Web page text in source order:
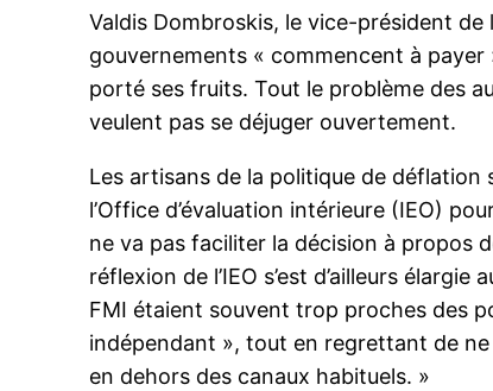
Valdis Dombroskis, le vice-président
gouvernements « commencent à
porté ses fruits. Tout le problème des
veulent pas se déjuger ouvertement.
Les artisans de la politique de
l’Office d’évaluation intérieure (IEO)
ne va pas faciliter la décision à propos
réflexion de l’IEO s’est d’ailleurs élargie
FMI étaient souvent trop proches des
indépendant », tout en regrettant de
en dehors des canaux habituels. »